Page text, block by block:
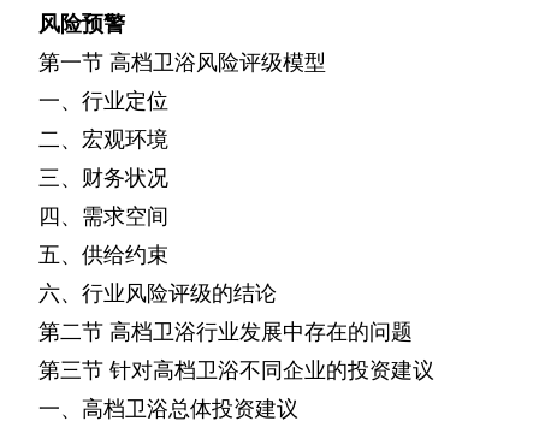
风险预警
第一节 高档卫浴风险评级模型
一、行业定位
二、宏观环境
三、财务状况
四、需求空间
五、供给约束
六、行业风险评级的结论
第二节 高档卫浴行业发展中存在的问题
第三节 针对高档卫浴不同企业的投资建议
一、高档卫浴总体投资建议